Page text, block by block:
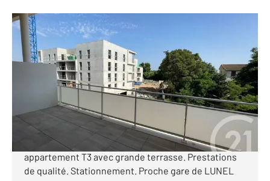
LUNEL 34
59,76 m
, 3 pièces
Ref : 53070
Appartement F3 à vendre
274 000 €
Programme neuf sur LUNEL Dernière opportunité
Dans une résidence idéalement située. Magnifique
appartement T3 avec grande terrasse. Prestations
de qualité. Stationnement. Proche gare de LUNEL